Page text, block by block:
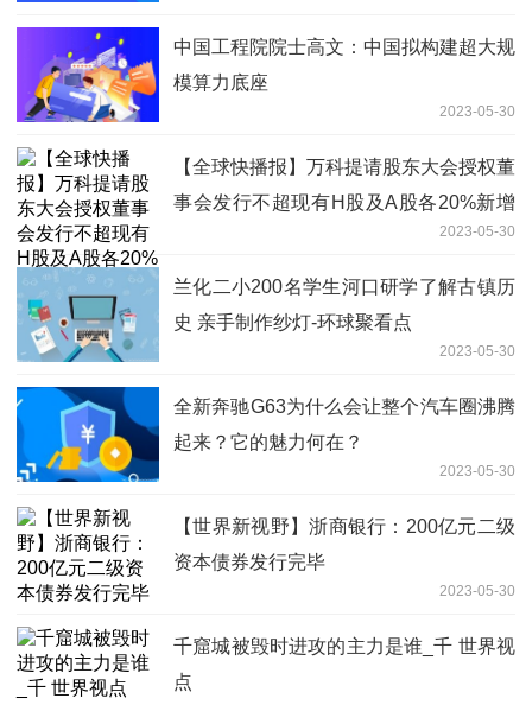
中国工程院院士高文：中国拟构建超大规
模算力底座
2023-05-30
【全球快播报】万科提请股东大会授权董
事会发行不超现有H股及A股各20%新增
2023-05-30
兰化二小200名学生河口研学了解古镇历
史 亲手制作纱灯-环球聚看点
2023-05-30
全新奔驰G63为什么会让整个汽车圈沸腾
起来？它的魅力何在？
2023-05-30
【世界新视野】浙商银行：200亿元二级
资本债券发行完毕
2023-05-30
千窟城被毁时进攻的主力是谁_千 世界视
点